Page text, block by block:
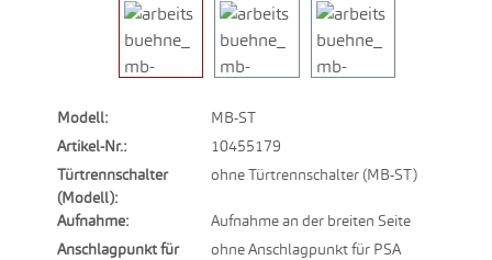
Modell:
MB-ST
Artikel-Nr.:
10455179
Türtrennschalter
(Modell):
ohne Türtrennschalter (MB-ST)
Aufnahme:
Aufnahme an der breiten Seite
Anschlagpunkt für
ohne Anschlagpunkt für PSA